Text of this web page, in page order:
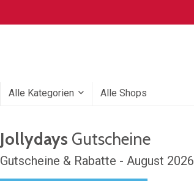
Alle Kategorien Alle Shops
Jollydays Gutscheine
Gutscheine & Rabatte - August 2026